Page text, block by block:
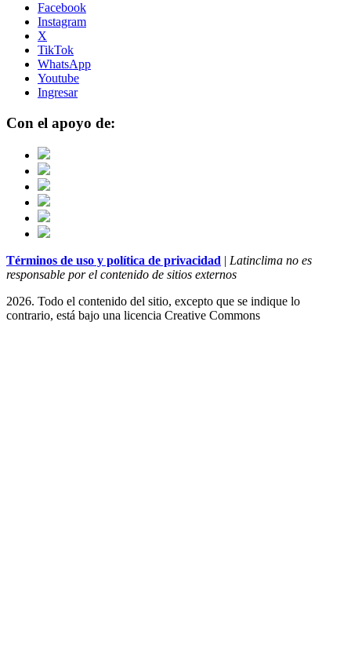
Facebook
Instagram
X
TikTok
WhatsApp
Youtube
Ingresar
Con el apoyo de:
Términos de uso y política de privacidad | Latinclima no es
responsable por el contenido de sitios externos
2026. Todo el contenido del sitio, excepto que se indique lo
contrario, está bajo una licencia Creative Commons